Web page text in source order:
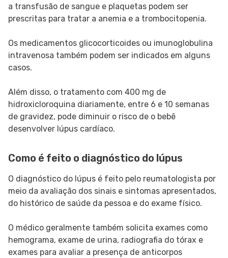
a transfusão de sangue e plaquetas podem ser
prescritas para tratar a anemia e a trombocitopenia.
Os medicamentos glicocorticoides ou imunoglobulina
intravenosa também podem ser indicados em alguns
casos.
Além disso, o tratamento com 400 mg de
hidroxicloroquina diariamente, entre 6 e 10 semanas
de gravidez, pode diminuir o risco de o bebê
desenvolver lúpus cardíaco.
Como é feito o diagnóstico do lúpus
O diagnóstico do lúpus é feito pelo reumatologista por
meio da avaliação dos sinais e sintomas apresentados,
do histórico de saúde da pessoa e do exame físico.
O médico geralmente também solicita exames como
hemograma, exame de urina, radiografia do tórax e
exames para avaliar a presença de anticorpos